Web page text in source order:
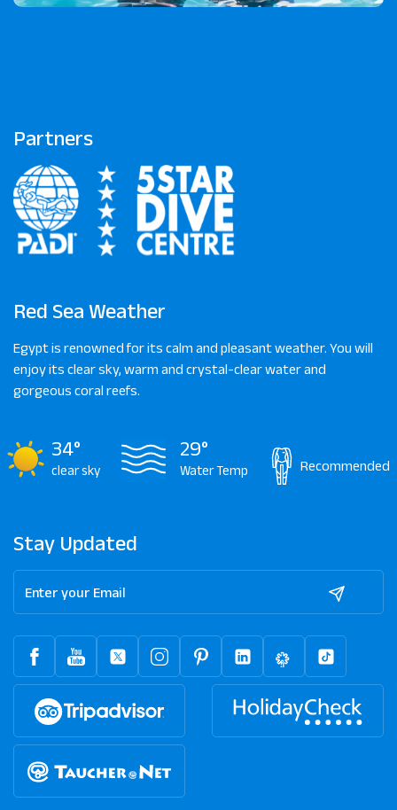
Partners
Red Sea Weather
Egypt is renowned for its calm and pleasant weather. You will
enjoy its clear sky, warm and crystal-clear water and
gorgeous coral reefs.
34°
clear sky
29°
Water Temp Recommended
Stay Updated